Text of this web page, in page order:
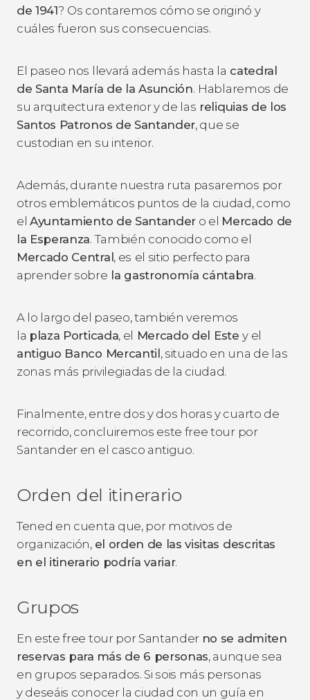
de 1941? Os contaremos cómo se originó y
cuáles fueron sus consecuencias.
El paseo nos llevará además hasta la catedral
de Santa María de la Asunción. Hablaremos de
su arquitectura exterior y de las reliquias de los
Santos Patronos de Santander, que se
custodian en su interior.
Además, durante nuestra ruta pasaremos por
otros emblemáticos puntos de la ciudad, como
elAyuntamiento de Santander o el Mercado de
la Esperanza. También conocido como el
Mercado Central, es el sitio perfecto para
aprender sobre la gastronomía cántabra.
A lo largo del paseo, también veremos
la plaza Porticada, el Mercado del Estey el
antiguo Banco Mercantil, situado en una de las
zonas más privilegiadas de la ciudad.
Finalmente, entre dos y dos horas y cuarto de
recorrido, concluiremos este free tour por
Santander en el casco antiguo.
Orden del itinerario
Tened en cuenta que, por motivos de
organización, el orden de las visitas descritas
en el itinerario podría variar.
Grupos
En este free tour por Santander no se admiten
reservas para más de 6 personas, aunque sea
en grupos separados. Si sois más personas
y deseáis conocer la ciudad con un guía en